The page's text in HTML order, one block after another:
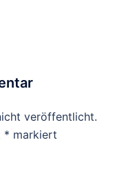
veröffentlicht.
* markiert